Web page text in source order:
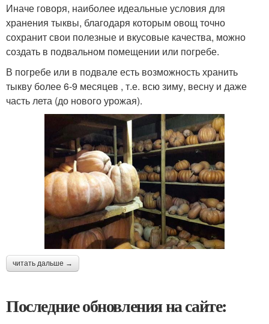
Иначе говоря, наиболее идеальные условия для
хранения тыквы, благодаря которым овощ точно
сохранит свои полезные и вкусовые качества, можно
создать в подвальном помещении или погребе.
В погребе или в подвале есть возможность хранить
тыкву более 6-9 месяцев , т.е. всю зиму, весну и даже
часть лета (до нового урожая).
читать дальше →
Последние обновления на сайте: